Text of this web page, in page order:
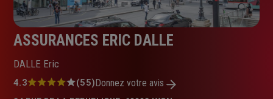
ASSURANCES ERIC DALLE
DALLE Eric
Note
4.3 (55)Donnez votre avis